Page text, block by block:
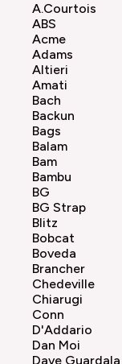
A.Courtois
ABS
Acme
Adams
Altieri
Amati
Bach
Backun
Bags
Balam
Bam
Bambu
BG
BG Strap
Blitz
Bobcat
Boveda
Brancher
Chedeville
Chiarugi
Conn
D'Addario
Dan Moi
Dave Guardala